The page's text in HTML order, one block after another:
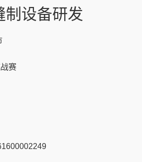
制设备研发
赛